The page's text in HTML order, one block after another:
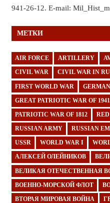
941-26-12. E-mail:
МЕТКИ
AIR FORCE ARTILLERY
CIVIL WAR CIVIL WAR IN
FIRST WORLD WAR
GREAT PATRIOTIC WAR OF
PATRIOTIC WAR OF 1812
RUSSIAN ARMY RUSSIAN
USSR WORLD WAR I
АЛЕКСЕЙ ОЛЕЙНИКОВ
ВЕЛИКАЯ ОТЕЧЕСТВЕННАЯ
ВОЕННО-МОРСКОЙ ФЛОТ
ВТОРАЯ МИРОВАЯ ВОЙНА